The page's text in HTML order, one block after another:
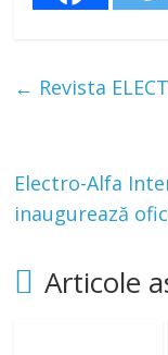
← Revista
Electro-Alfa
inaugurează
Articole